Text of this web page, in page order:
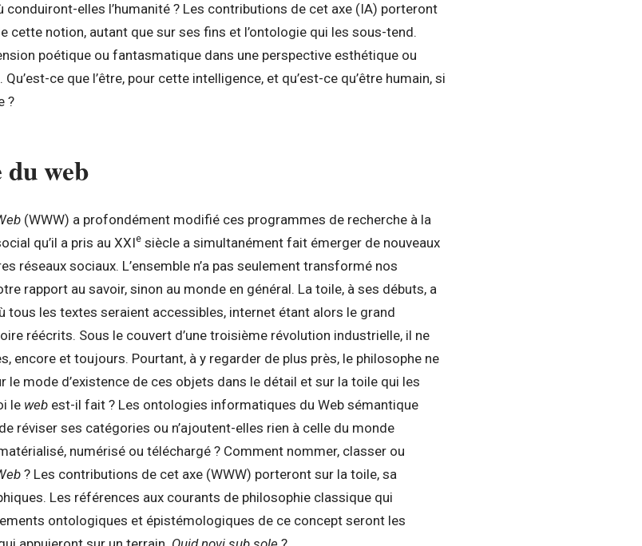
conduiront-elles l’humanité ? Les contributions de cet axe (IA) porteront
cette notion, autant que sur ses fins et l’ontologie qui les sous-tend.
poétique ou fantasmatique dans une perspective esthétique ou
ce que l’être, pour cette intelligence, et qu’est-ce qu’être humain, si
?
web
(WWW) a profondément modifié ces programmes de recherche à la
qu’il a pris au XXIe siècle a simultanément fait émerger de nouveaux
réseaux sociaux. L’ensemble n’a pas seulement transformé nos
rapport au savoir, sinon au monde en général. La toile, à ses débuts, a
tous les textes seraient accessibles, internet étant alors le grand
réécrits. Sous le couvert d’une troisième révolution industrielle, il ne
encore et toujours. Pourtant, à y regarder de plus près, le philosophe ne
le mode d’existence de ces objets dans le détail et sur la toile qui les
le web est-il fait ? Les ontologies informatiques du Web sémantique
réviser ses catégories ou n’ajoutent-elles rien à celle du monde
numérisé ou téléchargé ? Comment nommer, classer ou
? Les contributions de cet axe (WWW) porteront sur la toile, sa
Les références aux courants de philosophie classique qui
ontologiques et épistémologiques de ce concept seront les